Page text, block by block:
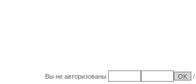
Вы не авторизованы /